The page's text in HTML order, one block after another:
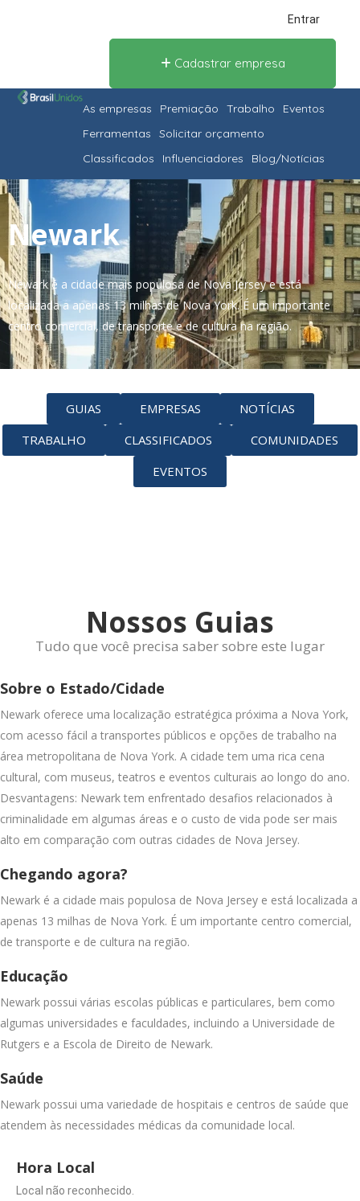
Entrar
Cadastrar empresa
As empresas Premiação Trabalho
Eventos
Ferramentas
Solicitar orçamento
Classificados
Influenciadores Blog/Notícias
Newark
Newark é a cidade mais populosa de Nova Jersey e está
localizada a apenas 13 milhas de Nova York. É um importante
centro comercial, de transporte e de cultura na região.
GUIAS EMPRESAS
NOTÍCIAS
TRABALHO
CLASSIFICADOS
COMUNIDADES
EVENTOS
Nossos Guias
Tudo que você precisa saber sobre este lugar
Sobre o Estado/Cidade
Newark oferece uma localização estratégica próxima a Nova York,
com acesso fácil a transportes públicos e opções de trabalho na
área metropolitana de Nova York. A cidade tem uma rica cena
cultural, com museus, teatros e eventos culturais ao longo do ano.
Desvantagens: Newark tem enfrentado desafios relacionados à
criminalidade em algumas áreas e o custo de vida pode ser mais
alto em comparação com outras cidades de Nova Jersey.
Chegando agora?
Newark é a cidade mais populosa de Nova Jersey e está localizada a
apenas 13 milhas de Nova York. É um importante centro comercial,
de transporte e de cultura na região.
Educação
Newark possui várias escolas públicas e particulares, bem como
algumas universidades e faculdades, incluindo a Universidade de
Rutgers e a Escola de Direito de Newark.
Saúde
Newark possui uma variedade de hospitais e centros de saúde que
atendem às necessidades médicas da comunidade local.
Hora Local
Local não reconhecido.